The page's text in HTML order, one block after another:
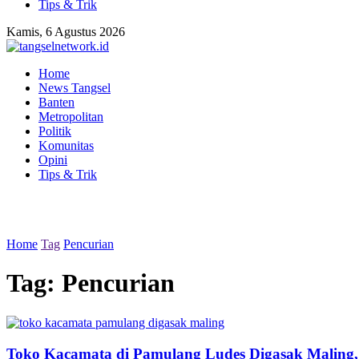
Tips & Trik
Kamis, 6 Agustus 2026
Home
News Tangsel
Banten
Metropolitan
Politik
Komunitas
Opini
Tips & Trik
Home Tag Pencurian
Tag: Pencurian
Toko Kacamata di Pamulang Ludes Digasak